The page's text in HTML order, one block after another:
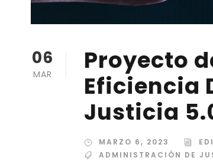
06
MAR
Proyecto
Eficiencia
Justicia
MARZO 6, 2023
ADMINISTRACIÓN DE